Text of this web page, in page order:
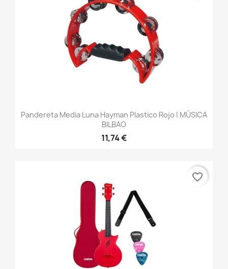
Pandereta Media Luna Hayman Plastico Rojo | MÚSICA
BILBAO
11,74 €
favorite_border